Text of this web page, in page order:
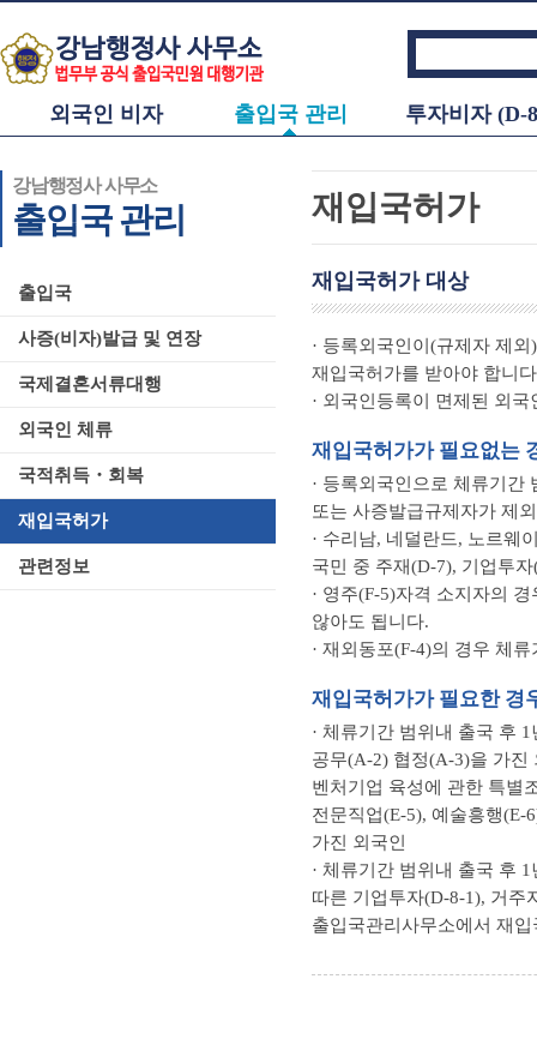
외국인 비자 출입국 관리 투자비자 (D-
강남행정사 사무소
출입국 관리
출입국
사증(비자)발급 및 연장
국제결혼서류대행
외국인 체류
국적취득・회복
재입국허가
관련정보
재입국허가
재입국허가 대상
· 등록외국인이(규제자 제
재입국허가를 받아야 합니
· 외국인등록이 면제된 외
재입국허가가 필요없는
· 등록외국인으로 체류기
또는 사증발급규제자가 제
· 수리남, 네덜란드, 노르웨
국민 중 주재(D-7), 기업투
· 영주(F-5)자격 소지자의
않아도 됩니다.
· 재외동포(F-4)의 경우 체
재입국허가가 필요한 경
· 체류기간 범위내 출국 후
공무(A-2) 협정(A-3)을 가진
벤처기업 육성에 관한 특별
전문직업(E-5), 예술흥행(E-
가진 외국인
· 체류기간 범위내 출국 후
따른 기업투자(D-8-1), 거
출입국관리사무소에서 재